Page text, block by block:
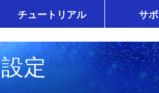
チュートリアル サ
定